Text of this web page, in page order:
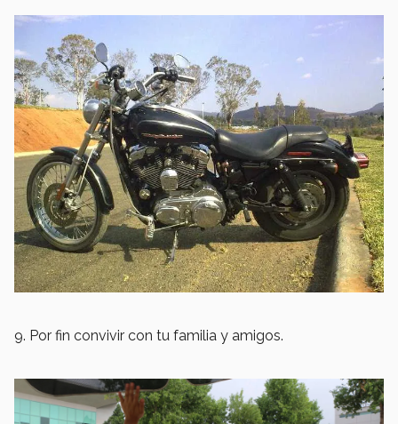
9. Por fin convivir con tu familia y amigos.